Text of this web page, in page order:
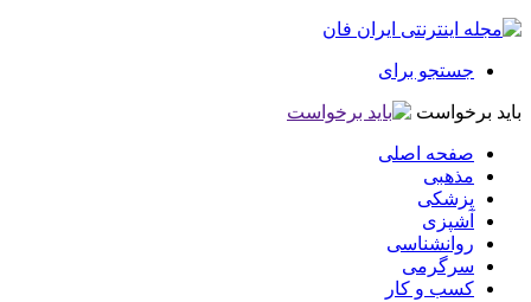
جستجو برای
باید برخواست
صفحه اصلی
مذهبی
پزشکی
آشپزی
روانشناسی
سرگرمی
کسب و کار